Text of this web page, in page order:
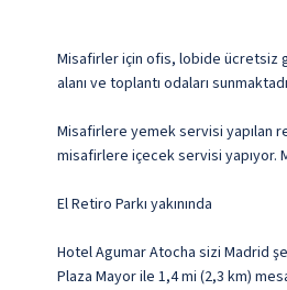
Misafirler için ofis, lobide ücretsiz
alanı ve toplantı odaları
Misafirlere yemek servisi yapılan
misafirlere içecek servisi yapıyor.
El Retiro Parkı yakınında
Hotel Agumar Atocha sizi Madrid
Plaza Mayor ile 1,4 mi (2,3 km)